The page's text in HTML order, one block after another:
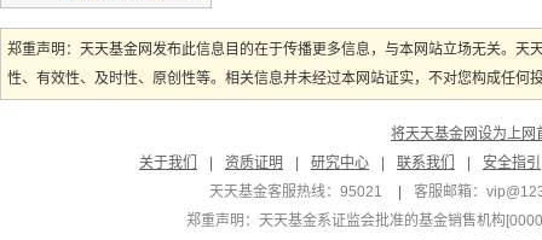
郑重声明：天天基金网发布此信息目的在于传播更多信息，与本网站立场无关。
性、有效性、及时性、原创性等。相关信息并未经过本网站证实，不对您构成任
将天天基金网设为上网
关于我们
资质证明 研究中心 联系我们
安全指引
天天基金客服热线：95021
客服邮箱：
郑重声明： 天天基金系证监会批准的基金销售机构